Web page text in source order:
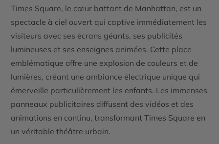
Times Square, le cœur battant de Manhattan, est un
spectacle à ciel ouvert qui captive immédiatement les
visiteurs avec ses écrans géants, ses publicités
lumineuses et ses enseignes animées. Cette place
emblématique offre une explosion de couleurs et de
lumières, créant une ambiance électrique unique qui
émerveille particulièrement les enfants. Les immenses
panneaux publicitaires diffusent des vidéos et des
animations en continu, transformant Times Square en
un véritable théâtre urbain.